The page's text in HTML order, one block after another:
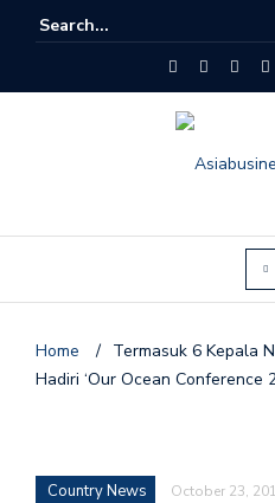
Home / Termasuk 6 Kepala
Hadiri ‘Our Ocean Conference
Country News October 23,